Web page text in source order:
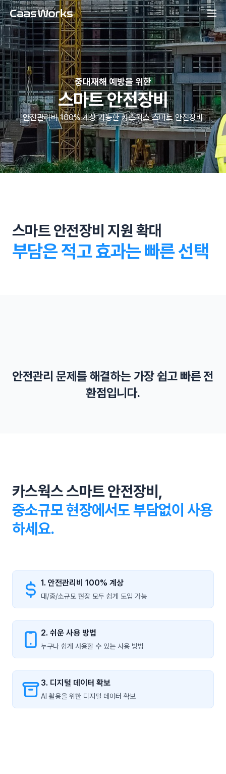
중대재해 예방을 위한
스마트 안전장비
안전관리비 100% 계상 가능한 카스웍스 스마트 안전장비
스마트 안전장비 지원 확대
부담은 적고 효과는 빠른 선택
국토교통부는 스마트 안전장비 활용 가이드라인을 만들어
스마트장비 사용을 독려합니다.
밀폐공간 공사 바디캠
서울시는 맨홀 질식사고 차단을 위해서 바디캠과 가스농도
스마트 장비 지원 확대
스마트 안전장비를 통한 소규모 사업장의 작업자 안전을 위
안전관리 문제를 해결하는 가장 쉽고 빠른 전
환점입니다.
카스웍스 스마트 안전장비,
중소규모 현장에서도 부담없이 사용
하세요.
1. 안전관리비 100% 계상
대/중/소규모 현장 모두 쉽게 도입 가능
2. 쉬운 사용 방법
누구나 쉽게 사용할 수 있는 사용 방법
3. 디지털 데이터 확보
AI 활용을 위한 디지털 데이터 확보